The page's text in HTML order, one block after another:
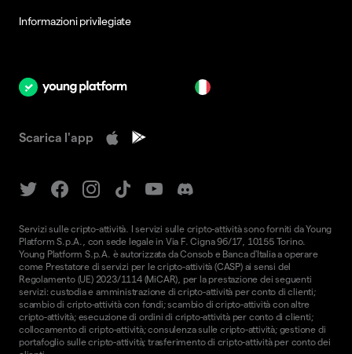
Informazioni privilegiate
Scarica l'app
Servizi sulle cripto-attività. I servizi sulle cripto-attività sono forniti da Young
Platform S.p.A., con sede legale in Via F. Cigna 96/17, 10155 Torino.
Young Platform S.p.A. è autorizzata da Consob e Banca d'Italia a operare
come Prestatore di servizi per le cripto-attività (CASP) ai sensi del
Regolamento (UE) 2023/1114 (MiCAR), per la prestazione dei seguenti
servizi: custodia e amministrazione di cripto-attività per conto di clienti;
scambio di cripto-attività con fondi; scambio di cripto-attività con altre
cripto-attività; esecuzione di ordini di cripto-attività per conto di clienti;
collocamento di cripto-attività; consulenza sulle cripto-attività; gestione di
portafoglio sulle cripto-attività; trasferimento di cripto-attività per conto dei